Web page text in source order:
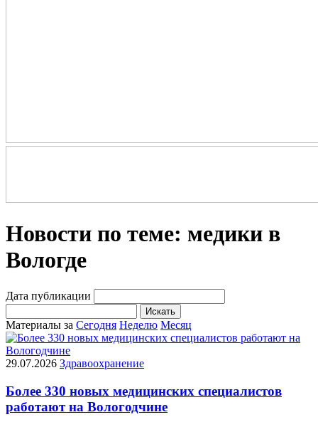
Новости по теме: медики в
Вологде
Дата публикации
Искать
Материалы за Сегодня Неделю Месяц
29.07.2026 Здравоохранение
Более 330 новых медицинских специалистов
работают на Вологодчине